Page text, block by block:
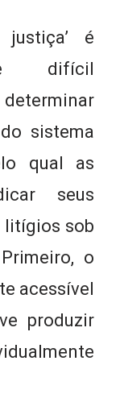
justiça’ é
difícil
sistema
qual as
seus
litígios sob
o
acessível
produzir